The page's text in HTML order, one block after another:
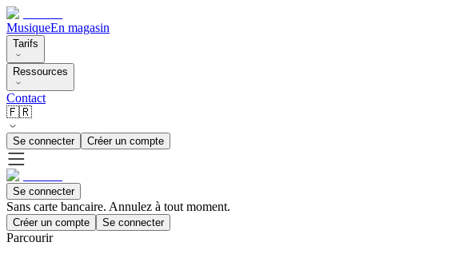
MusiqueEn magasin
Tarifs
Ressources
Contact
🇫🇷
Se connecter Créer un compte
Se connecter
Sans carte bancaire. Annulez à tout moment.
Créer un compte Se connecter
Parcourir